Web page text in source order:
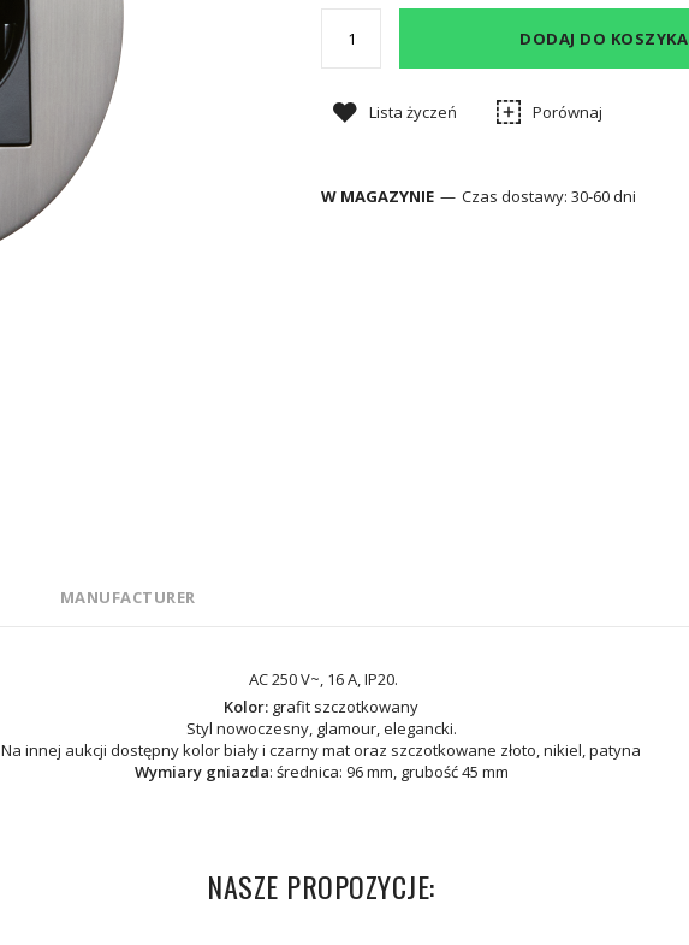
DODAJ DO KOSZYKA
Lista życzeń Porównaj
W MAGAZYNIE Czas dostawy: 30-60 dni
MANUFACTURER
AC 250 V~, 16 A, IP20.
Kolor: grafit szczotkowany
Styl nowoczesny, glamour, elegancki.
Na innej aukcji dostępny kolor biały i czarny mat oraz szczotkowane złoto, nikiel, patyna
Wymiary gniazda: średnica: 96 mm, grubość 45 mm
NASZE PROPOZYCJE: